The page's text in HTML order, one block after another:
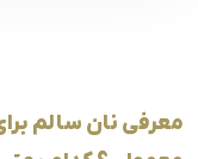
معرفی نان سالم